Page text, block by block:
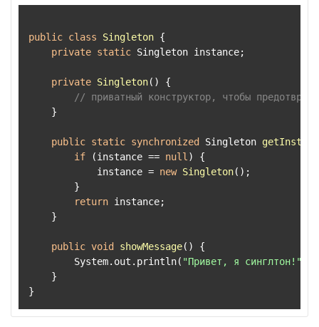
public class Singleton {
private static Singleton instance;
private Singleton()
{
// приватный конструктор, чтобы
    }
public static synchronized Singleton
if (instance == null ) {
            instance =
new Singleton();
        }
return instance;
    }
public void showMessage()
{
        System.out.println(
"Привет, я синглтон!"
    }